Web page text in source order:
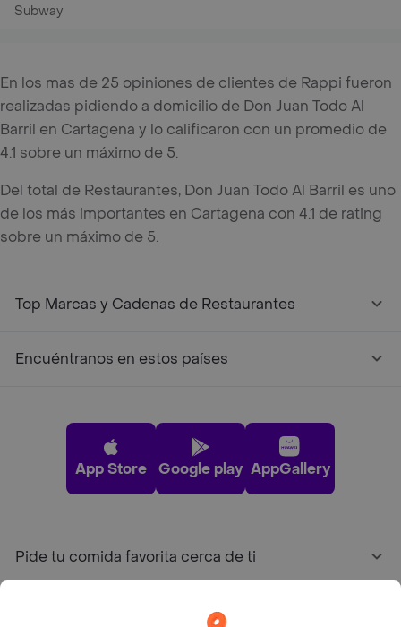
Subway
En los mas de 25 opiniones de clientes de Rappi fueron
realizadas pidiendo a domicilio de Don Juan Todo Al
Barril en Cartagena y lo calificaron con un promedio de
4.1 sobre un máximo de 5.
Del total de Restaurantes, Don Juan Todo Al Barril es uno
de los más importantes en Cartagena con 4.1 de rating
sobre un máximo de 5.
Top Marcas y Cadenas de Restaurantes
Encuéntranos en estos países
App Store Google play AppGallery
Pide tu comida favorita cerca de ti